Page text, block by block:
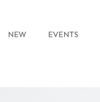
NEW EVENTS